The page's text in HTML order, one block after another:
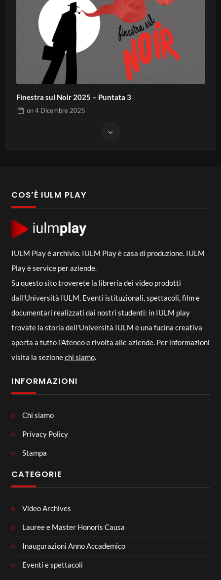
Finestra sul Noir 2025 – Puntata 3
on4 Dicembre 2025
COS’È IULM PLAY
IULM Play è archivio. IULM Play è casa di produzione. IULM
Play è service per aziende.
Su questo sito troverete la libreria dei video prodotti
dall'Università IULM. Eventi istituzionali, spettacoli, film e
documentari realizzati dai nostri studenti: in IULM play
trovate la storia dell'Università IULM e una fucina creativa
aperta a tutto l'Ateneo e rivolta alle aziende. Per informazioni
visita la sezionechi siamo.
INFORMAZIONI
Chi siamo
Privacy Policy
Stampa
CATEGORIE
Video Archives
Lauree e Master Honoris Causa
Inaugurazioni Anno Accademico
Eventi e spettacoli